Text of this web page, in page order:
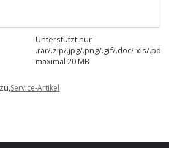
Unterstützt nur
.rar/.zip/.jpg/.png/.gif/.doc/.xls/.pdf,
maximal 20 MB
Service-Artikel